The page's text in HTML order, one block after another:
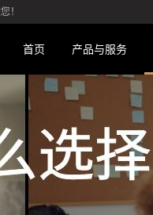
！
首页 产品与服务